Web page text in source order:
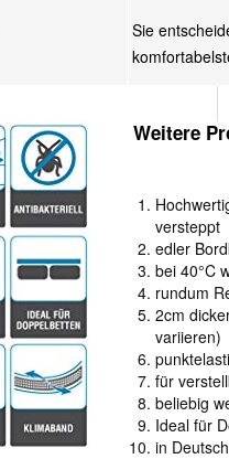
Sie
Weitere
versteppt
edler
bei 40°C
rundum
2cm
variieren)
für
beliebig
Ideal für
in